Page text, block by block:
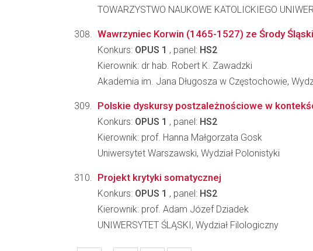
TOWARZYSTWO NAUKOWE KATOLICKIEGO
Wawrzyniec Korwin (1465-1527) ze Środy
Konkurs: OPUS 1 , panel: HS2
Kierownik: dr hab. Robert K. Zawadzki
Akademia im. Jana Długosza w Częstochowie,
Polskie dyskursy postzależnościowe w
Konkurs: OPUS 1 , panel: HS2
Kierownik: prof. Hanna Małgorzata Gosk
Uniwersytet Warszawski, Wydział Polonistyki
Projekt krytyki somatycznej
Konkurs: OPUS 1 , panel: HS2
Kierownik: prof. Adam Józef Dziadek
UNIWERSYTET ŚLĄSKI, Wydział Filologiczny